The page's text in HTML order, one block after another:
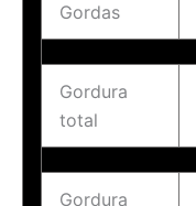
Gordas
Gordura
total
Gordura